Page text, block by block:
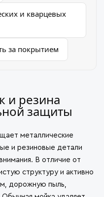
и кварцевых
за покрытием
и резина
защиты
металлические
и резиновые детали
В отличие от
структуру и активно
дорожную пыль,